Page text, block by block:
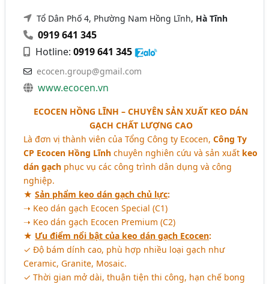
Tổ Dân Phố 4, Phường Nam Hồng Lĩnh, Hà Tĩnh
0919 641 345
Hotline:0919 641 345
ecocen.group@gmail.com
www.ecocen.vn
ECOCEN HỒNG LĨNH – CHUYÊN SẢN XUẤT KEO DÁN
GẠCH CHẤT LƯỢNG CAO
Là đơn vị thành viên của Tổng Công ty Ecocen,Công Ty
CP Ecocen Hồng Lĩnh chuyên nghiên cứu và sản xuất keo
dán gạch phục vụ các công trình dân dụng và công
nghiệp.
★Sản phẩm keo dán gạch chủ lực:
➝ Keo dán gạch Ecocen Special (C1)
➝ Keo dán gạch Ecocen Premium (C2)
★ Ưu điểm nổi bật của keo dán gạch Ecocen:
✓ Độ bám dính cao, phù hợp nhiều loại gạch như
Ceramic, Granite, Mosaic.
✓ Thời gian mở dài, thuận tiện thi công, hạn chế bong